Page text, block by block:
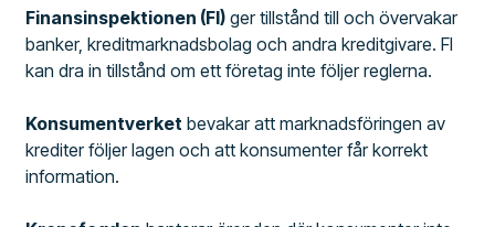
Finansinspektionen (FI) ger tillstånd till och övervakar
banker, kreditmarknadsbolag och andra kreditgivare. FI
kan dra in tillstånd om ett företag inte följer reglerna.
Konsumentverket bevakar att marknadsföringen av
krediter följer lagen och att konsumenter får korrekt
information.